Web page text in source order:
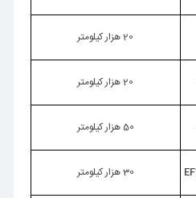
20 هزار کیلومتر
20 هزار کیلومتر
50 هزار کیلومتر
30 هزار کیلومتر